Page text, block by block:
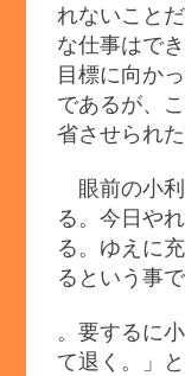
れないこと
な仕事はで
目標に向か
であるが、
省させられ
眼前の小利
る。今日や
る。ゆえに
るという事
。要するに
て退く。」